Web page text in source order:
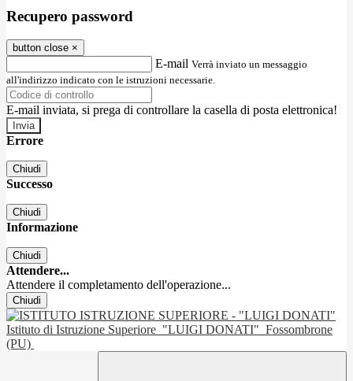
Recupero password
button close ×
E-mail Verrà inviato un messaggio
all'indirizzo indicato con le istruzioni necessarie.
E-mail inviata, si prega di controllare la casella di posta elettronica!
Errore
Chiudi
Successo
Chiudi
Informazione
Chiudi
Attendere...
Attendere il completamento dell'operazione...
Chiudi
Istituto di Istruzione Superiore "LUIGI DONATI" Fossombrone
(PU)